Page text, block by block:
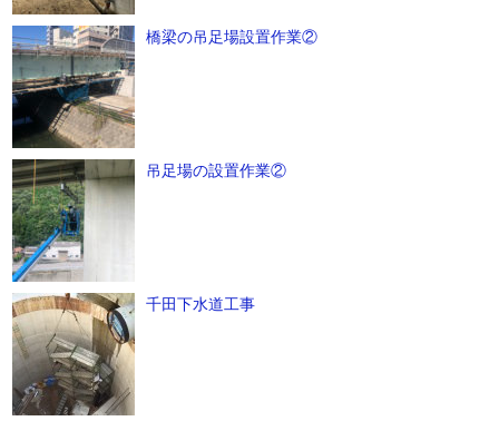
橋梁の吊足場設置作業②
吊足場の設置作業②
千田下水道工事